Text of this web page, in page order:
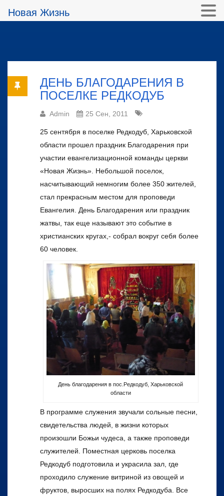
ДЕНЬ БЛАГОДАРЕНИЯ В
ПОСЕЛКЕ РЕДКОДУБ
Admin 25 Сен, 2011
25 сентября в поселке Редкодуб, Харьковской
области прошел праздник Благодарения при
участии евангелизационной команды церкви
«Новая Жизнь». Небольшой поселок,
насчитывающий немногим более 350 жителей,
стал прекрасным местом для проповеди
Евангелия. День Благодарения или праздник
жатвы, так еще называют это событие в
христианских кругах,- собрал вокруг себя более
60 человек.
День благодарения в пос.Редкодуб, Харьковской
области
В программе служения звучали сольные песни,
свидетельства людей, в жизни которых
произошли Божьи чудеса, а также проповеди
служителей. Поместная церковь поселка
Редкодуб подготовила и украсила зал, где
проходило служение витриной из овощей и
фруктов, выросших на полях Редкодуба. Все
Новая Жизнь